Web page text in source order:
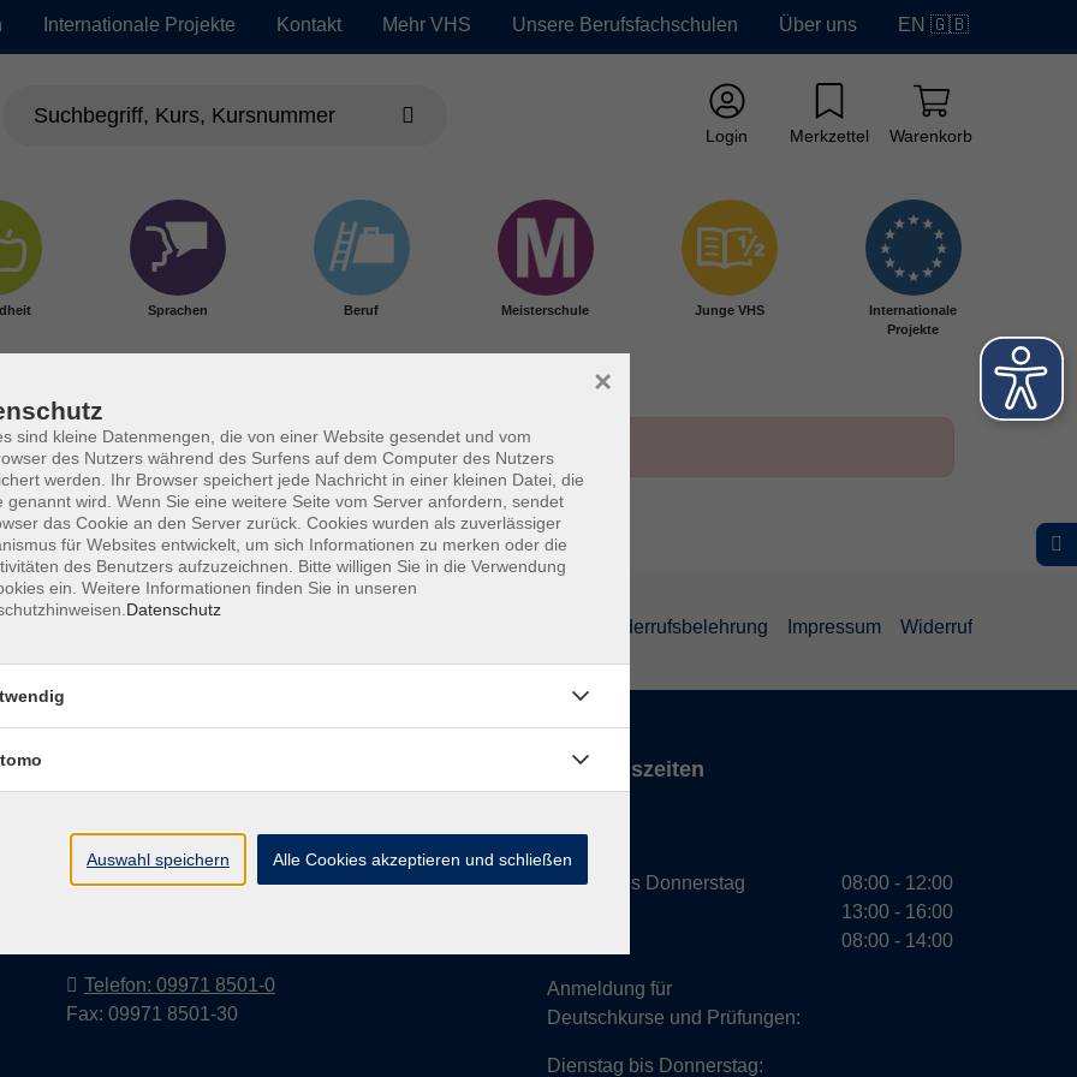
Internationale Projekte Kontakt Mehr VHS Unsere Berufsfachschulen Über uns EN 🇬🇧
Login Merkzettel Warenkorb
Sprachen Beruf Meisterschule Junge VHS
Internationale
Projekte
Widerrufsbelehrung Impressum Widerruf
e.V.
Pfarrer-Seidl-Str. 1
93413 Cham
Telefon: 09971 8501-0
Fax: 09971 8501-30
Öffnungszeiten
VHS
Montag bis Donnerstag
Anmeldung für
Deutschkurse und Prüfungen:
Dienstag bis Donnerstag:
08:00 - 12:00
13:00 - 16:00
08:00 - 14:00
sind kleine Datenmengen, die von einer Website gesendet und vom
des Nutzers während des Surfens auf dem Computer des Nutzers
werden. Ihr Browser speichert jede Nachricht in einer kleinen Datei, die
genannt wird. Wenn Sie eine weitere Seite vom Server anfordern, sendet
das Cookie an den Server zurück. Cookies wurden als zuverlässiger
für Websites entwickelt, um sich Informationen zu merken oder die
des Benutzers aufzuzeichnen. Bitte willigen Sie in die Verwendung
ein. Weitere Informationen finden Sie in unseren
Datenschutz
×
Auswahl speichern Alle Cookies akzeptieren und schließen